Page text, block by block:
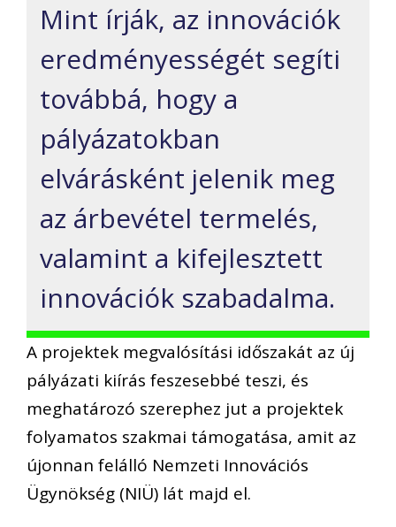
Mint írják, az innovációk
eredményességét segíti
továbbá, hogy a
pályázatokban
elvárásként jelenik meg
az árbevétel termelés,
valamint a kifejlesztett
innovációk szabadalma.
A projektek megvalósítási időszakát az új
pályázati kiírás feszesebbé teszi, és
meghatározó szerephez jut a projektek
folyamatos szakmai támogatása, amit az
újonnan felálló Nemzeti Innovációs
Ügynökség (NIÜ) lát majd el.